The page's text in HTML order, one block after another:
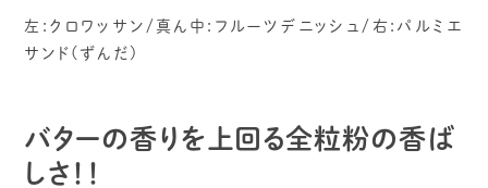
左:クロワッサン/真ん中:フルーツデニッシュ/右:パルミエ
サンド(ずんだ)
バターの香りを上回る全粒粉の香ば
しさ！！